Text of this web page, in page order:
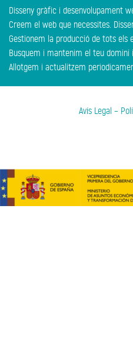
Disseny gràfic i desenvolupament
Creem el web que necessites.
Gestionem la producció de tots els
Busquem i mantenim el teu domini
Allotgem i actualitzem
Avís Legal –